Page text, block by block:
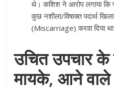
थे। कशिश ने आरोप लगाया कि
कुछ नशीला/विषाक्त पदार्थ
(Miscarriage) करवा दिया
उचित उपचार के
मायके, आने